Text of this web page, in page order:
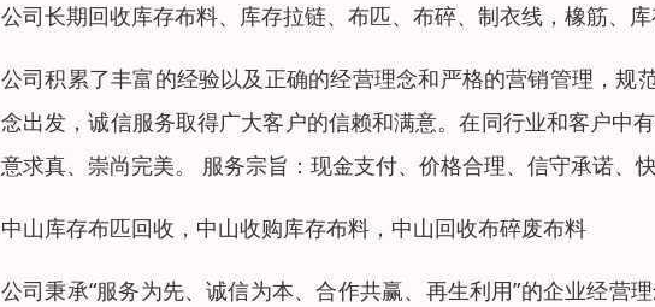
公司长期回收库存布料、库存拉链、布匹、布碎、制衣线，橡筋、
公司积累了丰富的经验以及正确的经营理念和严格的营销管理，规
念出发，诚信服务取得广大客户的信赖和满意。在同行业和客户中
意求真、崇尚完美。 服务宗旨：现金支付、价格合理、信守承诺、快
中山库存布匹回收，中山收购库存布料，中山回收布碎废布料
公司秉承“服务为先、诚信为本、合作共赢、再生利用”的企业经营